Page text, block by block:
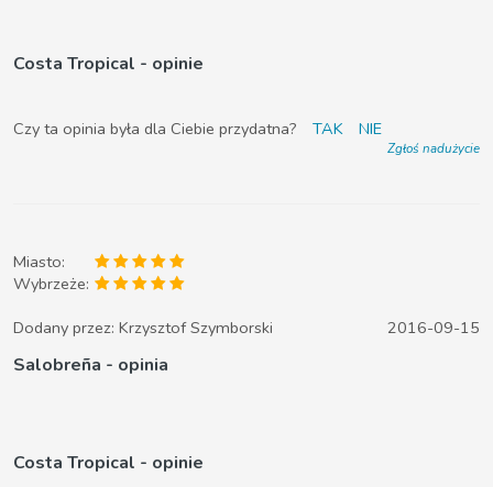
Costa Tropical - opinie
Czy ta opinia była dla Ciebie przydatna? TAK NIE
Zgłoś nadużycie
Miasto:
Wybrzeże:
Dodany przez: Krzysztof Szymborski 2016-09-15
Salobreña - opinia
Costa Tropical - opinie